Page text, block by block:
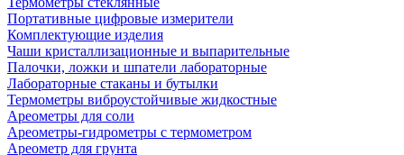
Портативные цифровые измерители
Комплектующие изделия
Чаши кристаллизационные и выпарительные
Палочки, ложки и шпатели лабораторные
Лабораторные стаканы и бутылки
Термометры виброустойчивые жидкостные
Ареометры для соли
Ареометры-гидрометры с термометром
Ареометр для грунта